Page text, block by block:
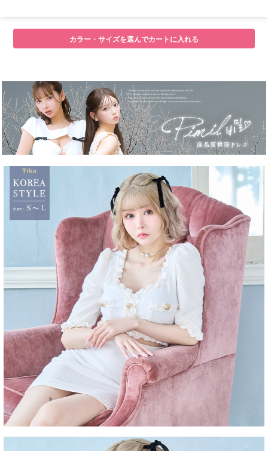
カラー・サイズを選んでカートに入れる